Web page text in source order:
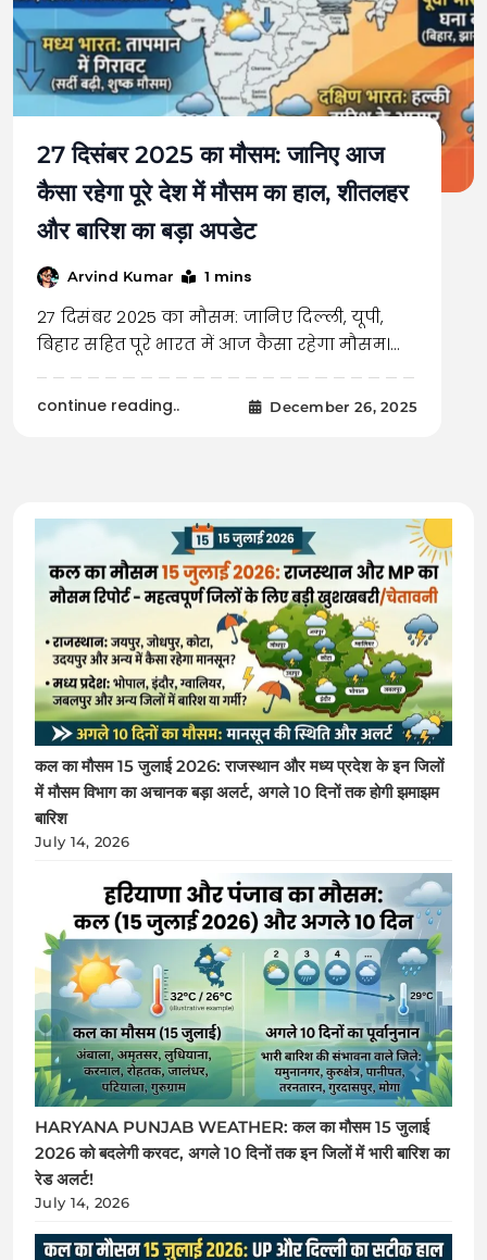
27 दिसंबर 2025 का मौसम: जानिए आज
कैसा रहेगा पूरे देश में मौसम का हाल, शीतलहर
और बारिश का बड़ा अपडेट
Arvind Kumar 1 mins
27 दिसंबर 2025 का मौसम: जानिए दिल्ली, यूपी,
बिहार सहित पूरे भारत में आज कैसा रहेगा मौसम।…
continue reading.. December 26, 2025
कल का मौसम 15 जुलाई 2026: राजस्थान और मध्य प्रदेश के इन जिलों
में मौसम विभाग का अचानक बड़ा अलर्ट, अगले 10 दिनों तक होगी झमाझम
बारिश
July 14, 2026
HARYANA PUNJAB WEATHER: कल का मौसम 15 जुलाई
2026 को बदलेगी करवट, अगले 10 दिनों तक इन जिलों में भारी बारिश का
रेड अलर्ट!
July 14, 2026